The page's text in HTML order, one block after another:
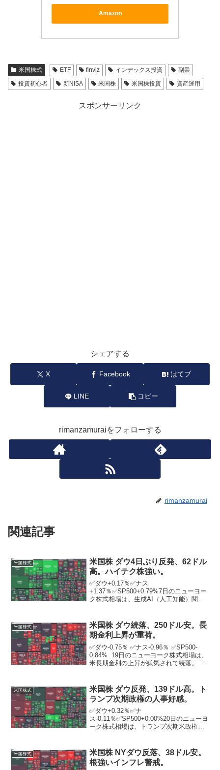
Amazon
米国株式 ETF finviz インデックス投資
副業
投資初心者
新NISA 米国株 米国株投資 資産運用
スポンサーリンク
シェアする
X Facebook はてブ
LINE コピー
rimanzamuraiをフォローする
rimanzamurai
関連記事
米国株式
米国株 ダウ4日ぶり反発、62ドル
高。ハイテク株強い。
✅ダウ+0.17％✅ナス
+1.37％✅SP500+0.79%7日のニューヨー
ク株式相場は、生成AI（人工知能）関連
米グーグルは6日、生成AIの基盤技術
「Gemini...
米国株式
米国株 ダウ続落、250ドル安。長
期金利上昇が重荷。
✅ダウ-0.75％ ✅ナス-0.96％ ✅SP500-
0.84% 19日のニューヨーク株式相場は、
米長期金利の上昇が嫌気されて続落。 米
合で、米経済が想定よりも強い...
米国株式
米国株 ダウ反発、139ドル高。ト
ランプ次期政権の人事好感。
✅ダウ+0.32％✅ナ
ス-0.11％✅SP500+0.00%20日のニューヨ
ーク株式相場は、トランプ次期米政権の
ディケア・メディケイド・サービス・セ
ンター（CMS）所...
米国株式
米国株 NYダウ反落、38ドル安。
根強いインフレ警戒。